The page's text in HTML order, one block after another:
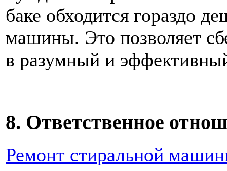
баке обходится гораздо
машины. Это позволяет
в разумный и
8. Ответственное
Ремонт стиральной